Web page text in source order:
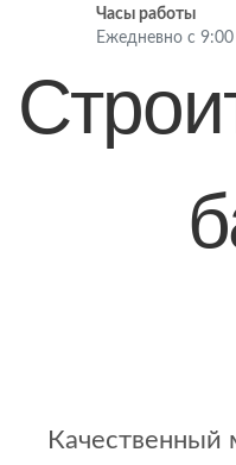
Часы работы
Ежедневно с
Качественный